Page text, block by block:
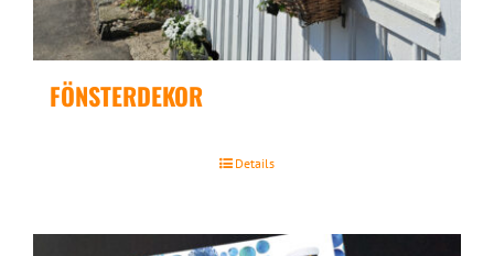
FÖNSTERDEKOR
Details